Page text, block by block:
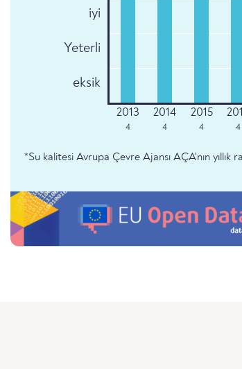
iyi
Yeterli
eksik
4 4 4 4
*Su kalitesi Avrupa Çevre Ajansı AÇA'nın yıllık